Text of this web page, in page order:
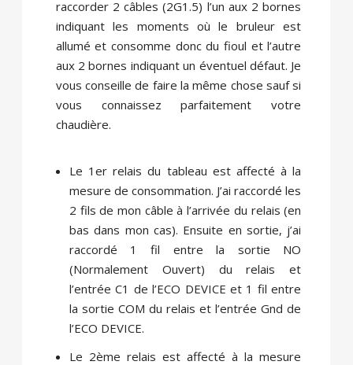
raccorder 2 câbles (2G1.5) l’un aux 2 bornes
indiquant les moments où le bruleur est
allumé et consomme donc du fioul et l’autre
aux 2 bornes indiquant un éventuel défaut. Je
vous conseille de faire la même chose sauf si
vous connaissez parfaitement votre
chaudière.
Le 1er relais du tableau est affecté à la
mesure de consommation. J’ai raccordé les
2 fils de mon câble à l’arrivée du relais (en
bas dans mon cas). Ensuite en sortie, j’ai
raccordé 1 fil entre la sortie NO
(Normalement Ouvert) du relais et
l’entrée C1 de l’ECO DEVICE et 1 fil entre
la sortie COM du relais et l’entrée Gnd de
l’ECO DEVICE.
Le 2ème relais est affecté à la mesure